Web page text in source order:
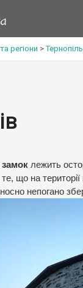
регіони >
замок лежить
що на
непогано